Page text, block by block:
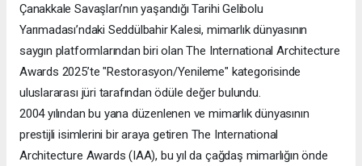
Çanakkale Savaşları’nın yaşandığı Tarihi Gelibolu
Yarımadası’ndaki Seddülbahir Kalesi, mimarlık dünyasının
saygın platformlarından biri olan The International Architecture
Awards 2025’te "Restorasyon/Yenileme" kategorisinde
uluslararası jüri tarafından ödüle değer bulundu.
2004 yılından bu yana düzenlenen ve mimarlık dünyasının
prestijli isimlerini bir araya getiren The International
Architecture Awards (IAA), bu yıl da çağdaş mimarlığın önde